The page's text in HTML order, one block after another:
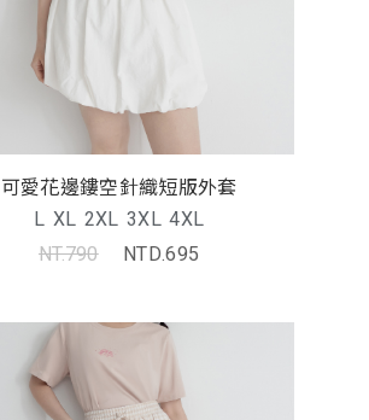
可愛花邊鏤空針織短版外套
L XL 2XL 3XL 4XL
NT.790
NTD.695